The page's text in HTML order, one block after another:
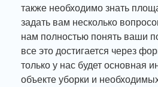
также необходимо знать
задать вам несколько
нам полностью понять ваши
все это достигается через
только у нас будет основная
объекте уборки и